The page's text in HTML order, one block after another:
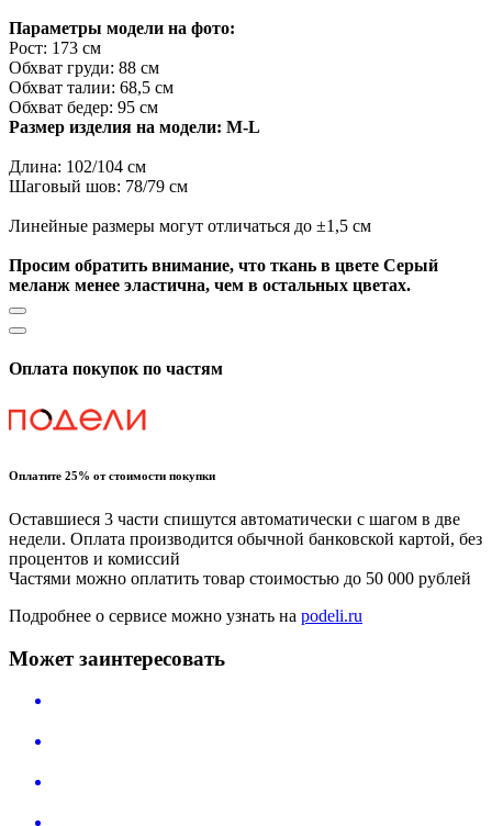
Параметры модели на фото:
Рост: 173 см
Обхват груди: 88 см
Обхват талии: 68,5 см
Обхват бедер: 95 см
Размер изделия на модели: M-L
Длина: 102/104 см
Шаговый шов: 78/79 см
Линейные размеры могут отличаться до ±1,5 см
Просим обратить внимание, что ткань в цвете Серый
меланж менее эластична, чем в остальных цветах.
Оплата покупок по частям
Оплатите 25% от стоимости покупки
Оставшиеся 3 части спишутся автоматически с шагом в две
недели. Оплата производится обычной банковской картой, без
процентов и комиссий
Частями можно оплатить товар стоимостью до 50 000 рублей
Подробнее о сервисе можно узнать на podeli.ru
Может заинтересовать